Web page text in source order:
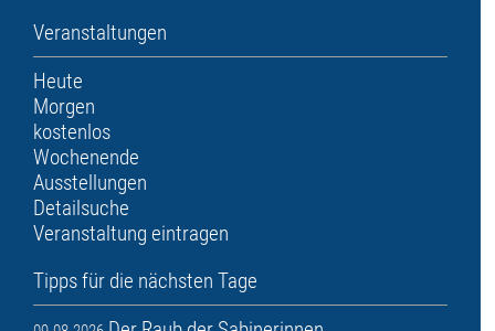
Veranstaltungen
Heute
Morgen
kostenlos
Wochenende
Ausstellungen
Detailsuche
Veranstaltung eintragen
Tipps für die nächsten Tage